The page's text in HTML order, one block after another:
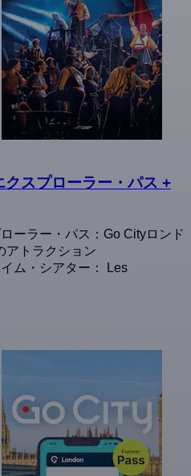
スプローラー・パス +
ーラー・パス：Go Cityロンド
アトラクション
ム・シアター： Les